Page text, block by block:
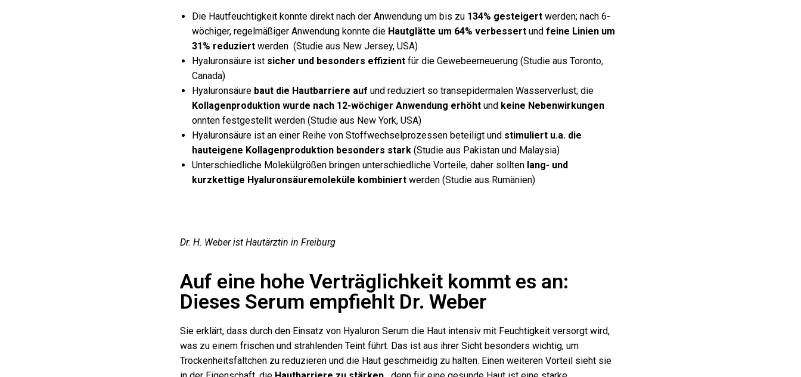
Die Hautfeuchtigkeit konnte direkt nach der Anwendung um bis zu 134% gesteigert werden; nach 6-
wöchiger, regelmäßiger Anwendung konnte die Hautglätte um 64% verbessert und feine Linien um
31% reduziert werden (Studie aus New Jersey, USA)
Hyaluronsäure ist sicher und besonders effizient für die Gewebeerneuerung (Studie aus Toronto,
Canada)
Hyaluronsäure baut die Hautbarriere auf und reduziert so transepidermalen Wasserverlust; die
Kollagenproduktion wurde nach 12-wöchiger Anwendung erhöht und keine Nebenwirkungen
onnten festgestellt werden (Studie aus New York, USA)
Hyaluronsäure ist an einer Reihe von Stoffwechselprozessen beteiligt und stimuliert u.a. die
hauteigene Kollagenproduktion besonders stark (Studie aus Pakistan und Malaysia)
Unterschiedliche Molekülgrößen bringen unterschiedliche Vorteile, daher sollten lang- und
kurzkettige Hyaluronsäuremoleküle kombiniert werden (Studie aus Rumänien)
Dr. H. Weber ist Hautärztin in Freiburg
Auf eine hohe Verträglichkeit kommt es an:
Dieses Serum empfiehlt Dr. Weber
Sie erklärt, dass durch den Einsatz von Hyaluron Serum die Haut intensiv mit Feuchtigkeit versorgt wird,
was zu einem frischen und strahlenden Teint führt. Das ist aus ihrer Sicht besonders wichtig, um
Trockenheitsfältchen zu reduzieren und die Haut geschmeidig zu halten. Einen weiteren Vorteil sieht sie